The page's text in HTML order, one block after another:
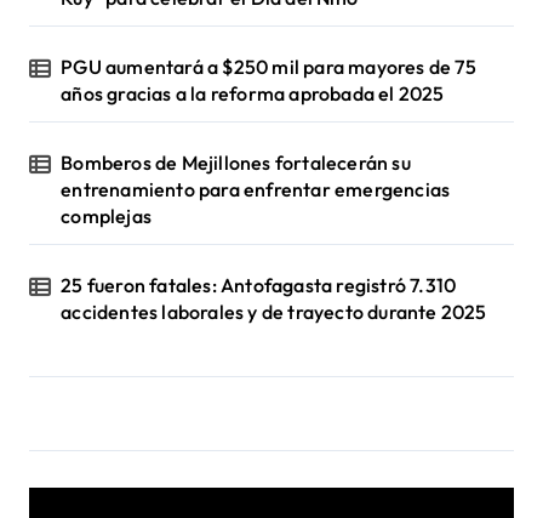
PGU aumentará a $250 mil para mayores de 75
años gracias a la reforma aprobada el 2025
Bomberos de Mejillones fortalecerán su
entrenamiento para enfrentar emergencias
complejas
25 fueron fatales: Antofagasta registró 7.310
accidentes laborales y de trayecto durante 2025